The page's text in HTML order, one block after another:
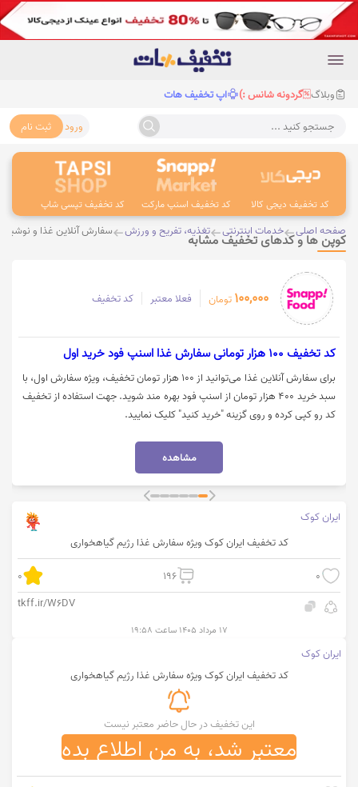
وبلاگ گردونه شانس :) اپ تخفیف هات
جستجو کنید ... ورود ثبت نام
کد تخفیف دیجی کالا کد تخفیف اسنپ مارکت کد تخفیف تپسی شاپ
صفحه اصلی خدمات اینترنتی تغذیه، تفریح و ورزش سفارش آنلاین غذا و
کوپن ها و کدهای تخفیف مشابه
100,000 تومان فعلا معتبر کد تخفیف
کد تخفیف 100 هزار تومانی سفارش غذا اسنپ فود خرید اول
برای سفارش آنلاین غذا می‌توانید از 100 هزار تومان تخفیف، ویژه سفارش اول، با
سبد خرید 400 هزار تومان از اسنپ فود بهره مند شوید. جهت استفاده از تخفیف
کد رو کپی کرده و روی گزینه "خرید کنید" کلیک نمایید.
مشاهده
ایران کوک
کد تخفیف ایران کوک ویژه سفارش غذا رژیم گیاهخواری
0
196
0
tkff.ir/W6DV
۱۷ مرداد ۱۴۰۵ ساعت ۱۹:۵۸
ایران کوک
کد تخفیف ایران کوک ویژه سفارش غذا رژیم گیاهخواری
این تخفیف در حال حاضر معتبر نیست
معتبر شد، به من اطلاع بده